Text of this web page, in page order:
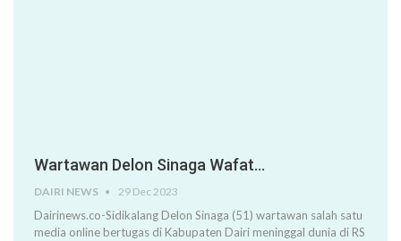
Wartawan Delon Sinaga Wafat…
DAIRI NEWS 29 Dec 2023
Dairinews.co-Sidikalang Delon Sinaga (51) wartawan salah satu
media online bertugas di Kabupaten Dairi meninggal dunia di RS